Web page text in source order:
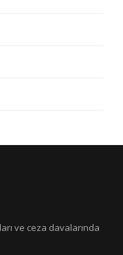
ve ceza davalarında